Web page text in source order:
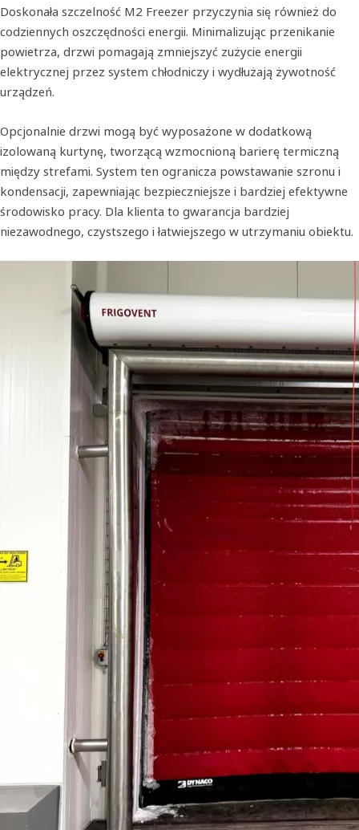
Doskonała szczelność M2 Freezer przyczynia się również do
codziennych oszczędności energii. Minimalizując przenikanie
powietrza, drzwi pomagają zmniejszyć zużycie energii
elektrycznej przez system chłodniczy i wydłużają żywotność
urządzeń.
Opcjonalnie drzwi mogą być wyposażone w dodatkową
izolowaną kurtynę, tworzącą wzmocnioną barierę termiczną
między strefami. System ten ogranicza powstawanie szronu i
kondensacji, zapewniając bezpieczniejsze i bardziej efektywne
środowisko pracy. Dla klienta to gwarancja bardziej
niezawodnego, czystszego i łatwiejszego w utrzymaniu obiektu.